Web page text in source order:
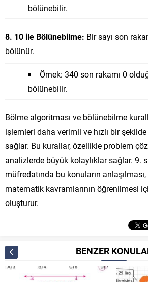
bölünebilir.
8. 10 ile Bölünebilme: Bir sayı son
bölünür.
Örnek: 340 son rakamı 0
bölünebilir.
Bölme algoritması ve bölünebilme
işlemleri daha verimli ve hızlı bir
sağlar. Bu kurallar, özellikle problem
analizlerde büyük kolaylıklar sağlar. 9.
müfredatında bu konuların
matematik kavramlarının öğrenilmesi
oluşturur.
BENZER